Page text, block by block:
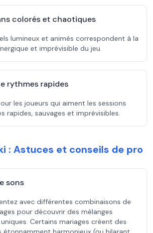
colorés et chaotiques
lumineux et animés correspondent à la
et imprévisible du jeu.
rythmes rapides
les joueurs qui aiment les sessions
rapides, sauvages et imprévisibles.
: Astuces et conseils de pro
sons
avec différentes combinaisons de
pour découvrir des mélanges
Certains mariages créent des